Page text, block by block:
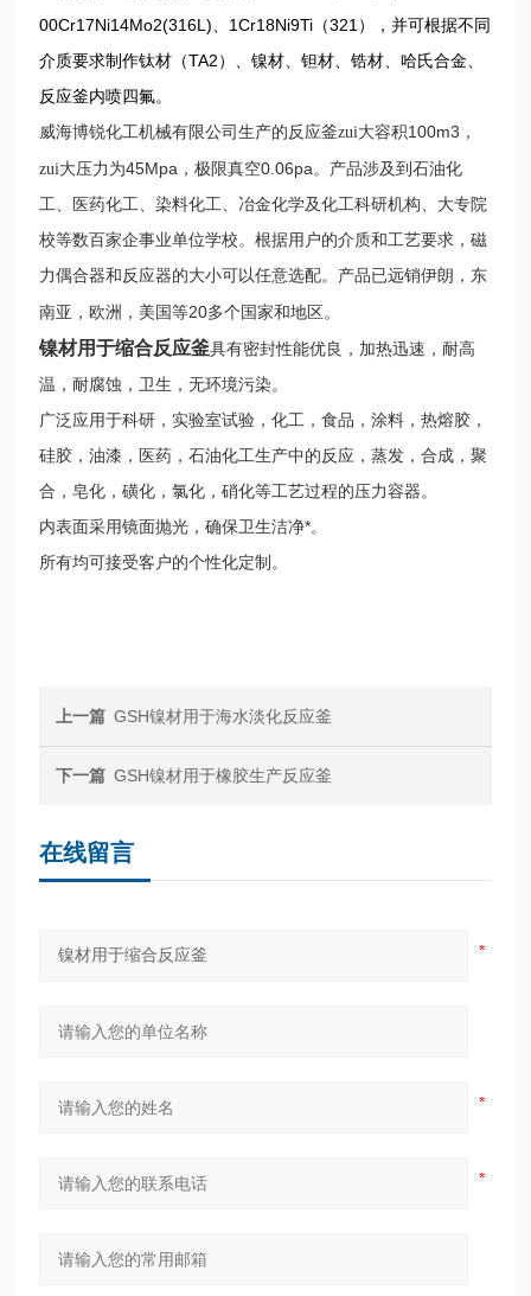
00Cr17Ni14Mo2(316L)、1Cr18Ni9Ti（321），并可根据不同
介质要求制作钛材（TA2）、镍材、钽材、锆材、哈氏合金、
反应釜内喷四氟。
威海博锐化工机械有限公司生产的反应釜zui大容积100m3 ，
zui大压力为45Mpa ，极限真空0.06pa 。产品涉及到石油化
工、医药化工、染料化工、冶金化学及化工科研机构、大专院
校等数百家企事业单位学校。根据用户的介质和工艺要求，磁
力偶合器和反应器的大小可以任意选配。产品已远销伊朗，东
南亚，欧洲，美国等20多个国家和地区。
镍材用于缩合反应釜具有密封性能优良，加热迅速，耐高
温，耐腐蚀，卫生，无环境污染。
广泛应用于科研，实验室试验，化工，食品，涂料，热熔胶，
硅胶，油漆，医药，石油化工生产中的反应，蒸发，合成，聚
合，皂化，磺化，氯化，硝化等工艺过程的压力容器。
内表面采用镜面抛光，确保卫生洁净*。
所有均可接受客户的个性化定制。
上一篇 GSH镍材用于海水淡化反应釜
下一篇 GSH镍材用于橡胶生产反应釜
在线留言